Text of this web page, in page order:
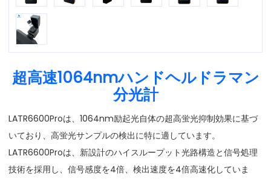
超高速1064nmハンドヘルドラマン
分光計
LATR6600Proは、1064nm励起光自体の超高蛍光抑制効果に基づ
いており、高蛍光サンプルの検出に特に適しています。
LATR6600Proは、新設計のハイスループット光路構造と信号処理
技術を採用し、信号感度を4倍、検出速度を4倍高速化していま